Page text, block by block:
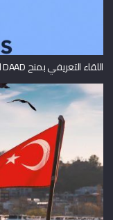
اللقاء التعريفي بمنح DAAD للعام الأكاديمي 2027/2028